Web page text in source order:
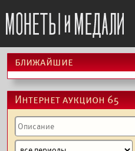
ближайшие
Интернет аукцион 65